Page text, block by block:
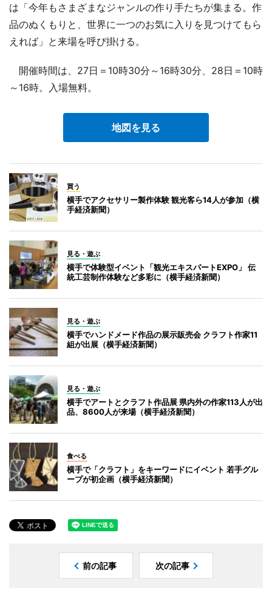
は「今年もさまざまなジャンルの作り手たちが集まる。作
品のぬくもりと、世界に一つのお気に入りを見つけてもら
えれば」と来場を呼び掛ける。
開催時間は、27日＝10時30分～16時30分、28日＝10時
～16時。入場無料。
地図を見る
買う
横手でアクセサリー製作体験 観光客ら14人が参加（横
手経済新聞）
見る・遊ぶ
横手で体験型イベント「観光エキスパートEXPO」 伝
統工芸制作体験など多彩に（横手経済新聞）
見る・遊ぶ
横手でハンドメード作品の展示販売会 クラフト作家11
組が出展（横手経済新聞）
見る・遊ぶ
横手でアートとクラフト作品展 県内外の作家113人が出
品、8600人が来場（横手経済新聞）
食べる
横手で「クラフト」をキーワードにイベント 若手グル
ープが初企画（横手経済新聞）
前の記事 次の記事